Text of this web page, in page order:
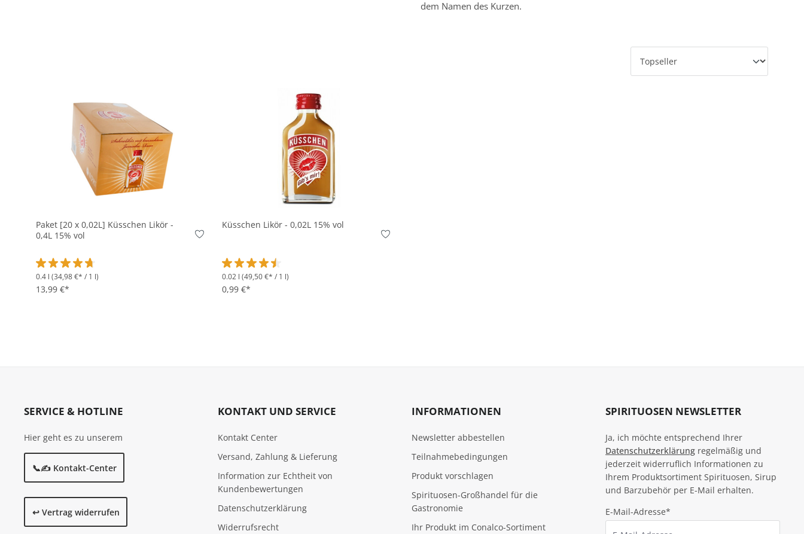
dem Namen des Kurzen.
Paket [20 x 0,02L] Küsschen Likör -
0,4L 15% vol
Durchschnittliche Bewertung von 4.8 von 5 Sternen
0.4 l (34,98 €* / 1 l)
13,99 €*
In den Korb
Küsschen Likör - 0,02L 15% vol
Durchschnittliche Bewertung von 4.4 von 5 Sternen
0.02 l (49,50 €* / 1 l)
0,99 €*
In den Korb
SERVICE & HOTLINE
Hier geht es zu unserem
📞✍️ Kontakt-Center
↩️ Vertrag widerrufen
KONTAKT UND SERVICE
Kontakt Center
Versand, Zahlung & Lieferung
Information zur Echtheit von
Kundenbewertungen
Datenschutzerklärung
Widerrufsrecht
INFORMATIONEN
Newsletter abbestellen
Teilnahmebedingungen
Produkt vorschlagen
Spirituosen-Großhandel für die
Gastronomie
Ihr Produkt im Conalco-Sortiment
SPIRITUOSEN NEWSLETTER
Ja, ich möchte entsprechend Ihrer
Datenschutzerklärung regelmäßig und
jederzeit widerruflich Informationen zu
Ihrem Produktsortiment Spirituosen, Sirup
und Barzubehör per E-Mail erhalten.
E-Mail-Adresse*